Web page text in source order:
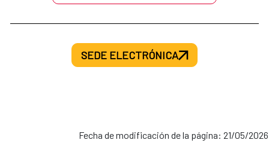
SEDE ELECTRÓNICA
Fecha de modificación de la página: 21/05/2026